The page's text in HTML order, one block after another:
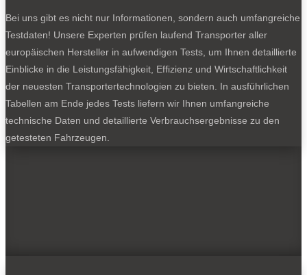
Bei uns gibt es nicht nur Informationen, sondern auch umfangreiche
Testdaten! Unsere Experten prüfen laufend Transporter aller
europäischen Hersteller in aufwendigen Tests, um Ihnen detaillierte
Einblicke in die Leistungsfähigkeit, Effizienz und Wirtschaftlichkeit
der neuesten Transportertechnologien zu bieten. In ausführlichen
Tabellen am Ende jedes Tests liefern wir Ihnen umfangreiche
technische Daten und detaillierte Verbrauchsergebnisse zu den
getesteten Fahrzeugen.